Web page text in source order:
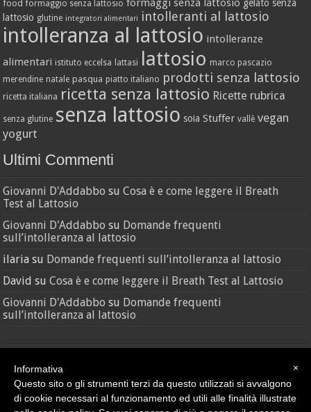
food formaggio senza lattosio formaggi senza lattosio gelato senza
lattosio glutine integratori alimentari intolleranti al lattosio
intolleranza al lattosio intolleranze
alimentari istituto eccelsa lattasi lattosio marco pascazio
merendine natale pasqua piatto italiano prodotti senza lattosio
ricetta italiana ricetta senza lattosio Ricette rubrica
senza glutine senza lattosio soia Stuffer vallè vegan
yogurt
Ultimi Commenti
Giovanni D'Addabbo suCosa è e come leggere il Breath
Test al Lattosio
Giovanni D'Addabbo su Domande frequenti
sull’intolleranza al lattosio
ilaria su Domande frequenti sull’intolleranza al lattosio
David suCosa è e come leggere il Breath Test al Lattosio
Giovanni D'Addabbo su Domande frequenti
sull’intolleranza al lattosio
×
Informativa
Questo sito o gli strumenti terzi da questo utilizzati si avvalgono
di cookie necessari al funzionamento ed utili alle finalità illustrate